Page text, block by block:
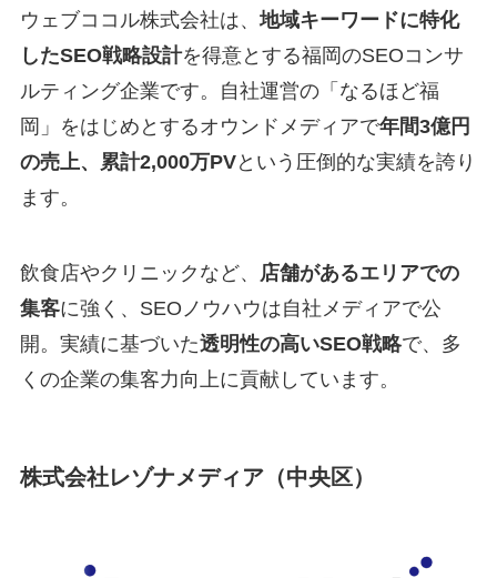
ウェブココル株式会社は、地域キーワードに特化
したSEO戦略設計を得意とする福岡のSEOコンサ
ルティング企業です。自社運営の「なるほど福
岡」をはじめとするオウンドメディアで年間3億円
の売上、累計2,000万PVという圧倒的な実績を誇り
ます。
飲食店やクリニックなど、
店舗があるエリアでの
集客に強く、SEOノウハウは自社メディアで公
開。実績に基づいた透明性の高いSEO戦略で、多
くの企業の集客力向上に貢献しています。
株式会社レゾナメディア（中央区）